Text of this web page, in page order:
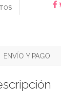
ENVÍO Y PAGO